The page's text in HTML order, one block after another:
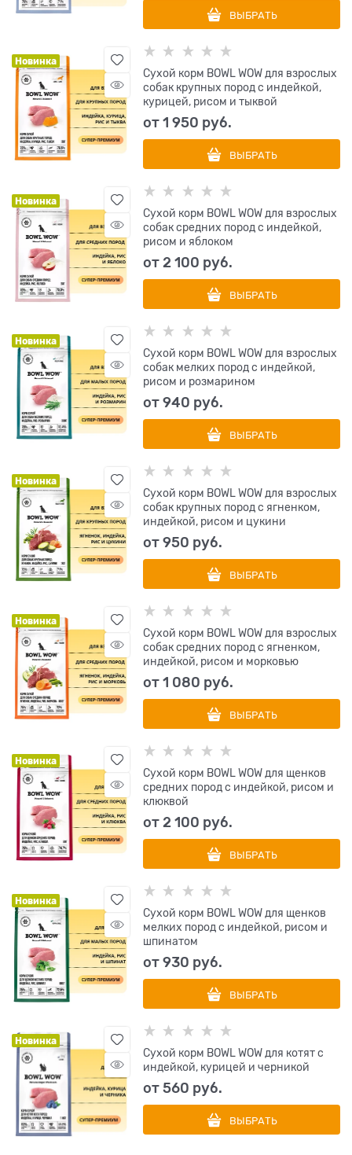
ВЫБРАТЬ
Новинка
Сухой корм BOWL WOW для взрослых
собак крупных пород с индейкой,
курицей, рисом и тыквой
от1 950 руб.
ВЫБРАТЬ
Новинка
Сухой корм BOWL WOW для взрослых
собак средних пород с индейкой,
рисом и яблоком
от2 100 руб.
ВЫБРАТЬ
Новинка
Сухой корм BOWL WOW для взрослых
собак мелких пород с индейкой,
рисом и розмарином
от940 руб.
ВЫБРАТЬ
Новинка
Сухой корм BOWL WOW для взрослых
собак крупных пород с ягненком,
индейкой, рисом и цукини
от950 руб.
ВЫБРАТЬ
Новинка
Сухой корм BOWL WOW для взрослых
собак средних пород с ягненком,
индейкой, рисом и морковью
от1 080 руб.
ВЫБРАТЬ
Новинка
Сухой корм BOWL WOW для щенков
средних пород с индейкой, рисом и
клюквой
от2 100 руб.
ВЫБРАТЬ
Новинка
Сухой корм BOWL WOW для щенков
мелких пород с индейкой, рисом и
шпинатом
от930 руб.
ВЫБРАТЬ
Новинка
Сухой корм BOWL WOW для котят с
индейкой, курицей и черникой
от560 руб.
ВЫБРАТЬ